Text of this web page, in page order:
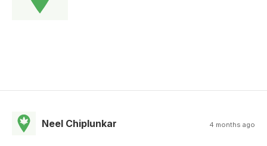
Neel Chiplunkar 4 months ago